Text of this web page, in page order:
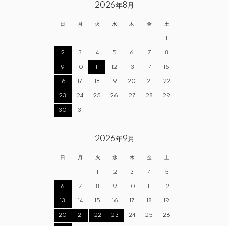
2026年8月
日 月 火 水 木 金 土
1
2 3 4 5 6 7 8
9 10 11 12 13 14 15
16 17 18 19 20 21 22
23 24 25 26 27 28 29
30 31
2026年9月
日 月 火 水 木 金 土
1 2 3 4 5
6 7 8 9 10 11 12
13 14 15 16 17 18 19
20 21 22 23 24 25 26